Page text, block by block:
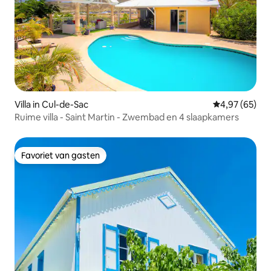
Villa in Cul-de-Sac Gemiddelde
4,97 (65)
Ruime villa - Saint Martin - Zwembad en 4 slaapkamers
Favoriet van gasten
Favoriet van gasten